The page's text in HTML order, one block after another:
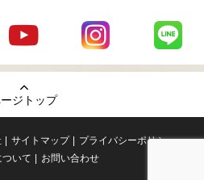
の
Youtube
チャンネ
LaniLani
LaniLani
ジトップ
サイトマップ
プライバシーポリシー
ついて
お問い合わせ